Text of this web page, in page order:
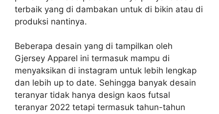
terbaik yang di dambakan untuk di bikin atau di
produksi nantinya.
Beberapa desain yang di tampilkan oleh
Gjersey Apparel ini termasuk mampu di
menyaksikan di instagram untuk lebih lengkap
dan lebih up to date. Sehingga banyak desain
teranyar tidak hanya design kaos futsal
teranyar 2022 tetapi termasuk tahun-tahun